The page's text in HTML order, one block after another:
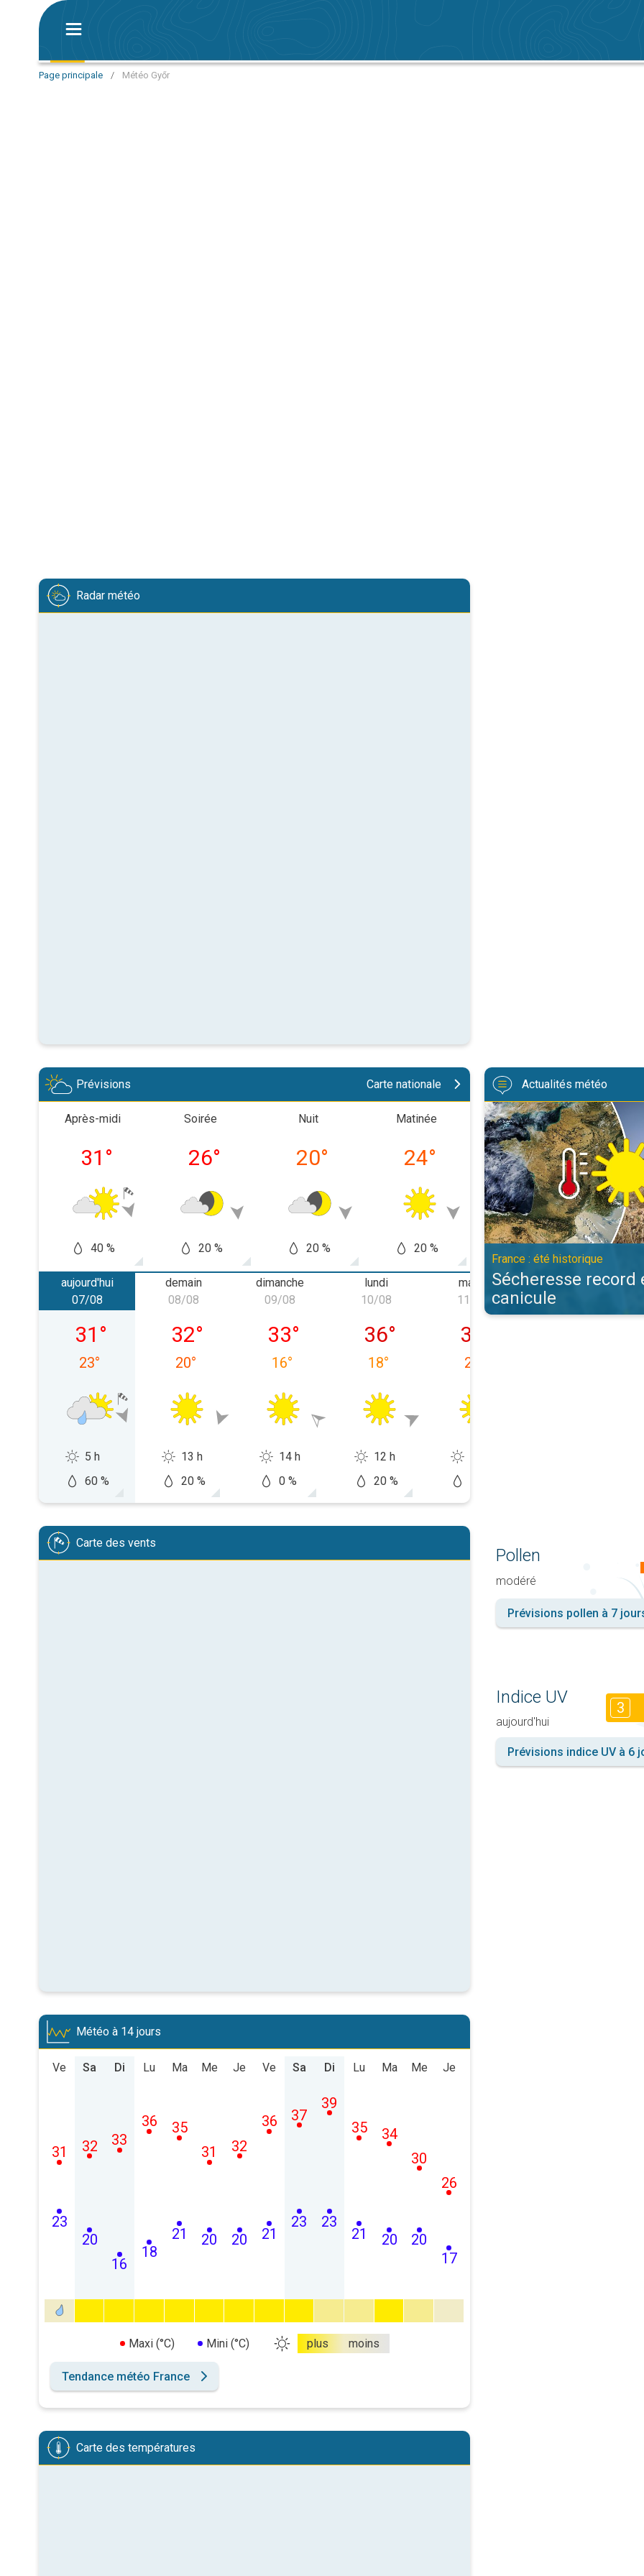
Page principale / Météo Győr
Radar météo
Prévisions Carte nationale
Après-midi
31 °
40 %
Soirée
26°
20 %
Nuit
20°
20 %
Matinée
24°
20 %
Après-midi
32°
10 %
Soirée
25
aujourd'hui
vendredi 07/08
07/08
31 °
23°
5 h
60 %
demain
samedi 08/08
08/08
32°
20°
13 h
20 %
dimanche
dimanche 09/08
09/08
33°
16°
14 h
0 %
lundi
lundi 10/08
10/08
36°
18°
12 h
20 %
mardi
mardi 11/08
11/08
35
21
mercredi
12/08
Actualités météo
Sécheresse record et nouvelle
France : été historique
Sécheresse record
canicule
Carte des vents
Météo à 14 jours
Ve
23
31
Sa
20
32
Di
16
33
Lu
18
36
Ma
21
35
Me
20
31
Je
20
32
Ve
21
36
Sa
23
37
Di
23
39
Lu
21
35
Ma
20
34
Me
20
30
Je
17
26
Maxi (°C) Mini (°C) plus moins
Tendance météo France
Carte des températures
Pollen
modéré
Prévisions pollen à 7
Indice UV
aujourd'hui
3
Prévisions indice UV à 6